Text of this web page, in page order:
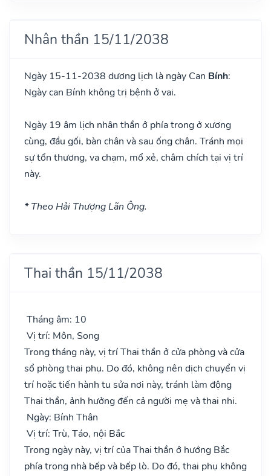
Nhân thần 15/11/2038
Ngày 15-11-2038 dương lịch là ngày Can Bính:
Ngày can Bính không trị bệnh ở vai.
Ngày 19 âm lịch nhân thần ở phía trong ở xương
cùng, đầu gối, bàn chân và sau ống chân. Tránh mọi
sự tổn thương, va chạm, mổ xẻ, châm chích tại vị trí
này.
* Theo Hải Thượng Lãn Ông.
Thai thần 15/11/2038
Tháng âm: 10
Vị trí: Môn, Song
Trong tháng này, vị trí Thai thần ở cửa phòng và cửa
sổ phòng thai phụ. Do đó, không nên dịch chuyển vị
trí hoặc tiến hành tu sửa nơi này, tránh làm động
Thai thần, ảnh hưởng đến cả người mẹ và thai nhi.
Ngày: Bính Thân
Vị trí: Trù, Táo, nội Bắc
Trong ngày này, vị trí của Thai thần ở hướng Bắc
phía trong nhà bếp và bếp lò. Do đó, thai phụ không